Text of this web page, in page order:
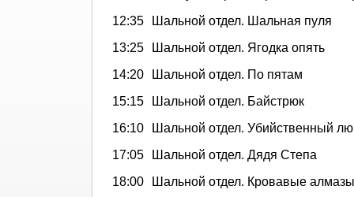
12:35
Шальной отдел. Шальная пуля
13:25
Шальной отдел. Ягодка опять
14:20
Шальной отдел. По пятам
15:15
Шальной отдел. Байстрюк
16:10
Шальной отдел. Убийственный
17:05
Шальной отдел. Дядя Степа
18:00
Шальной отдел. Кровавые алмазы